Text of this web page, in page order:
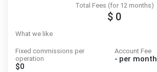
Total Fees (for 12 months)
$ 0
What we like
Fixed commissions per
operation
$0
Account Fee
- per month